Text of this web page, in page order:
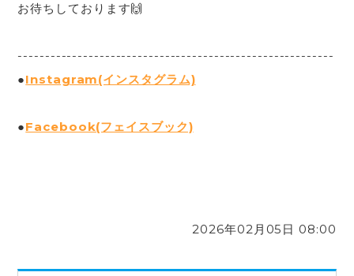
お待ちしております🙌
----------------------------------------------------------
●Instagram(インスタグラム)
●Facebook(フェイスブック)
2026年02月05日 08:00